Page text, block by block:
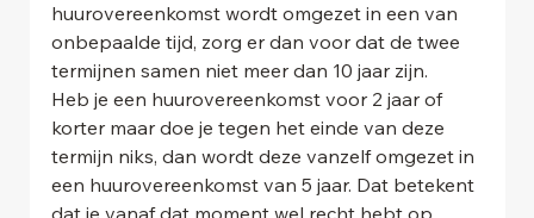
huurovereenkomst wordt omgezet in een van
onbepaalde tijd, zorg er dan voor dat de twee
termijnen samen niet meer dan 10 jaar zijn.
Heb je een huurovereenkomst voor 2 jaar of
korter maar doe je tegen het einde van deze
termijn niks, dan wordt deze vanzelf omgezet in
een huurovereenkomst van 5 jaar. Dat betekent